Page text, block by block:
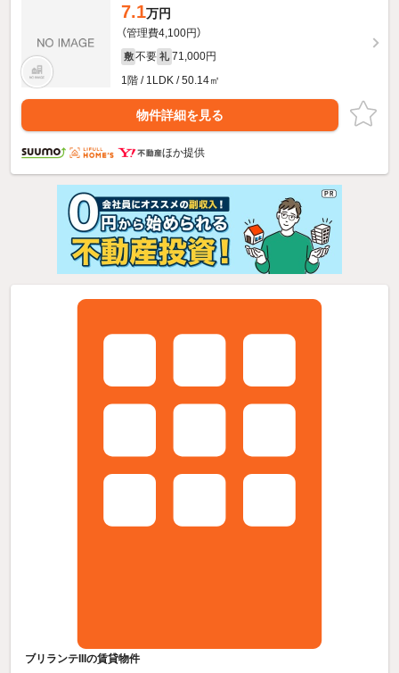
7.1万円
（管理費4,100円）
敷 不要 礼 71,000円
1階 / 1LDK / 50.14㎡
物件詳細を見る
ほか提供
ブリランテIIIの賃貸物件